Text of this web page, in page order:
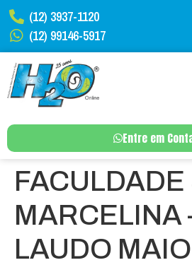
(12) 3937-1120
(12) 99146-5917
Entre em
MARCELINA
LAUDO MAIO